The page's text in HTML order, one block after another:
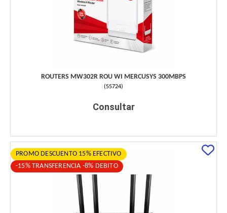
ROUTERS MW302R ROU WI MERCUSYS 300MBPS
(55724)
Consultar
PROMO DESCUENTO 15% EFECTIVO
-15% TRANSFERENCIA -8% DEBITO